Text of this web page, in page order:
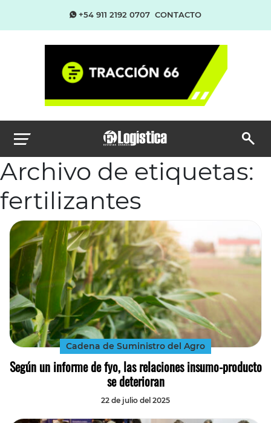
+54 911 2192 0707 CONTACTO
Archivo de etiquetas:
fertilizantes
Cadena de Suministro del Agro
Según un informe de fyo, las relaciones insumo-producto
se deterioran
22 de julio del 2025